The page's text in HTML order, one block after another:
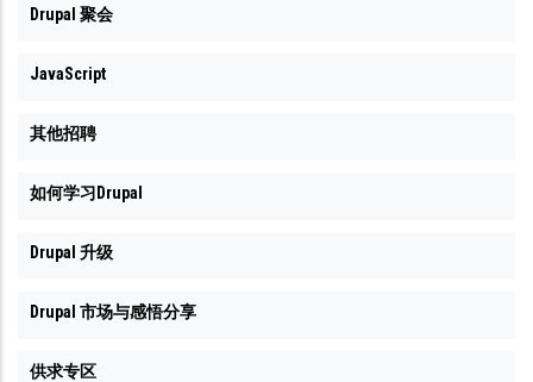
Drupal 聚会
JavaScript
其他招聘
如何学习Drupal
Drupal 升级
Drupal 市场与感悟分享
供求专区